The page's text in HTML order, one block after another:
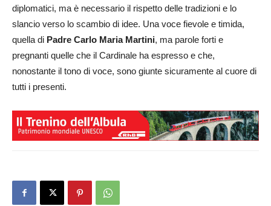
diplomatici, ma è necessario il rispetto delle tradizioni e lo
slancio verso lo scambio di idee. Una voce fievole e timida,
quella di Padre Carlo Maria Martini, ma parole forti e
pregnanti quelle che il Cardinale ha espresso e che,
nonostante il tono di voce, sono giunte sicuramente al cuore di
tutti i presenti.